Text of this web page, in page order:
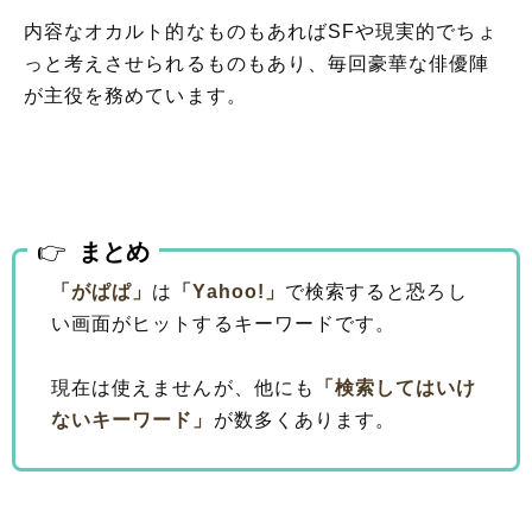
内容なオカルト的なものもあればSFや現実的でちょ
っと考えさせられるものもあり、毎回豪華な俳優陣
が主役を務めています。
まとめ
「がぱぱ」 は 「Yahoo!」 で検索すると恐ろし
い画面がヒットするキーワードです。
現在は使えませんが、他にも
「検索してはいけ
ないキーワード」 が数多くあります。